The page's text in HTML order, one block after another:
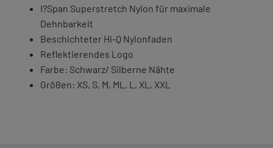
I?Span Superstretch Nylon für maximale
Dehnbarkeit
Beschichteter Hi-Q Nylonfaden
Reflektierendes Logo
Farbe: Schwarz/ Silberne Nähte
Größen: XS, S, M, ML, L, XL, XXL